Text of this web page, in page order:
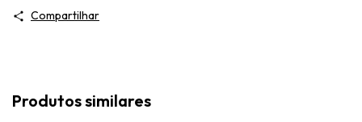
Compartilhar
Produtos similares